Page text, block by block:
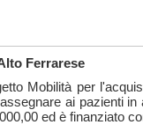
Ferrarese
Mobilità per
ai pazienti
ed è finanziato